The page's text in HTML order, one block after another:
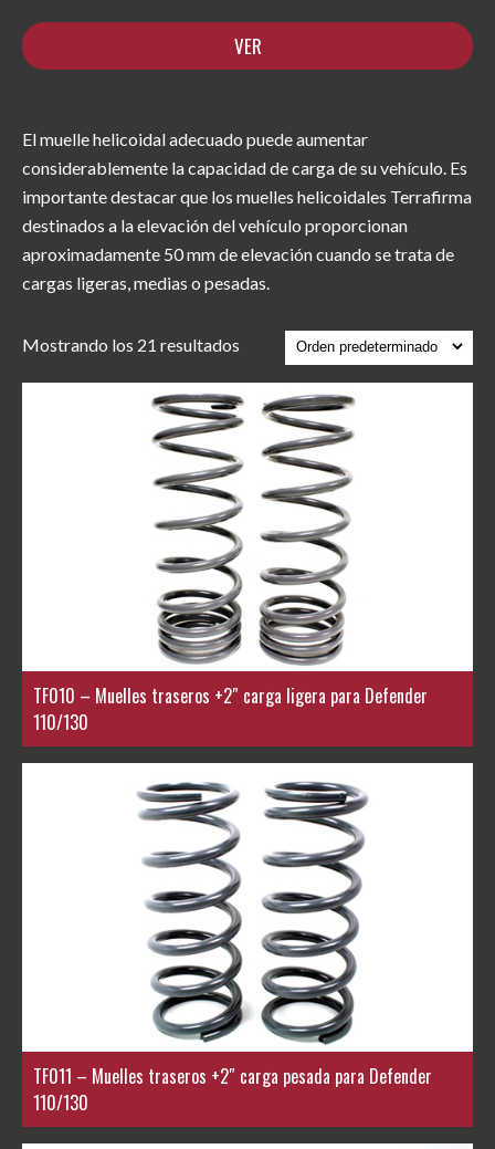
El muelle helicoidal adecuado puede aumentar
considerablemente la capacidad de carga de su vehículo. Es
importante destacar que los muelles helicoidales Terrafirma
destinados a la elevación del vehículo proporcionan
aproximadamente 50 mm de elevación cuando se trata de
cargas ligeras, medias o pesadas.
Mostrando los 21 resultados
TF010 – Muelles traseros +2″ carga ligera para Defender
110/130
TF011 – Muelles traseros +2″ carga pesada para Defender
110/130